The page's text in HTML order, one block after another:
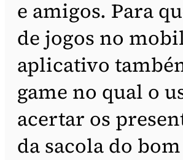
e amigos. Para
de jogos no
aplicativo
game no qual o
acertar os
da sacola do